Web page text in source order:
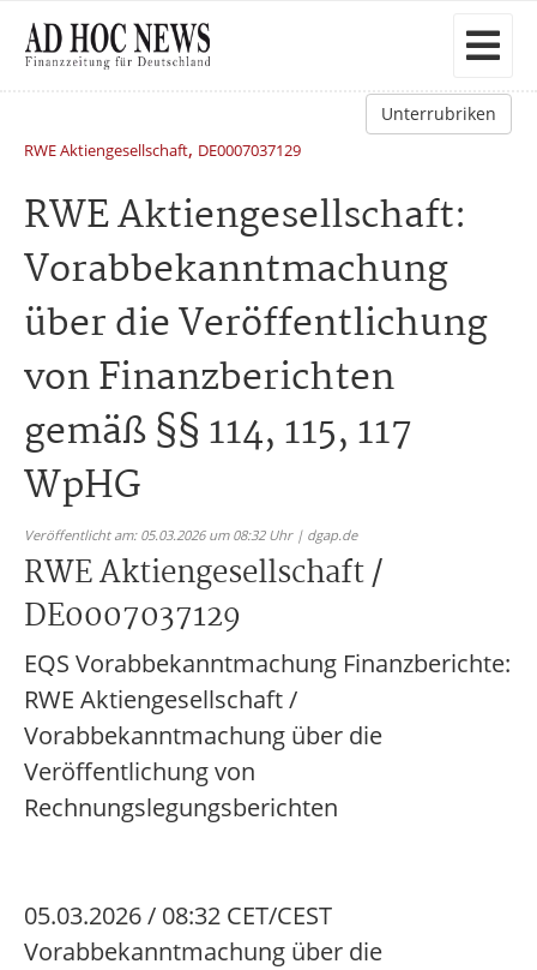
Unterrubriken
RWE Aktiengesellschaft, DE0007037129
RWE Aktiengesellschaft:
Vorabbekanntmachung
über die Veröffentlichung
von Finanzberichten
gemäß §§ 114, 115, 117
WpHG
Veröffentlicht am: 05.03.2026 um 08:32 Uhr | dgap.de
RWE Aktiengesellschaft /
DE0007037129
EQS Vorabbekanntmachung Finanzberichte:
RWE Aktiengesellschaft /
Vorabbekanntmachung über die
Veröffentlichung von
Rechnungslegungsberichten
05.03.2026 / 08:32 CET/CEST
Vorabbekanntmachung über die